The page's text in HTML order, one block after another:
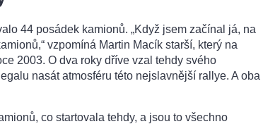
44 posádek kamionů. „Když jsem začínal já, na
vzpomíná Martin Macík starší, který na
2003. O dva roky dříve vzal tehdy svého
nasát atmosféru této nejslavnější rallye. A oba
co startovala tehdy, a jsou to všechno